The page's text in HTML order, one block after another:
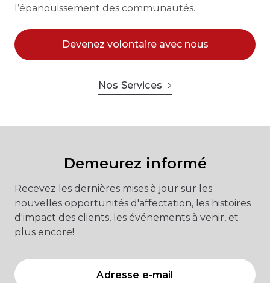
l’épanouissement des communautés.
Devenez volontaire avec nous
Nos Services
Demeurez informé
Recevez les dernières mises à jour sur les
nouvelles opportunités d'affectation, les histoires
d'impact des clients, les événements à venir, et
plus encore!